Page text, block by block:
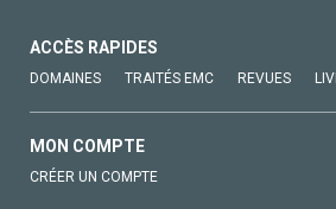
ACCÈS RAPIDES
DOMAINES TRAITÉS EMC REVUES
MON COMPTE
CRÉER UN COMPTE